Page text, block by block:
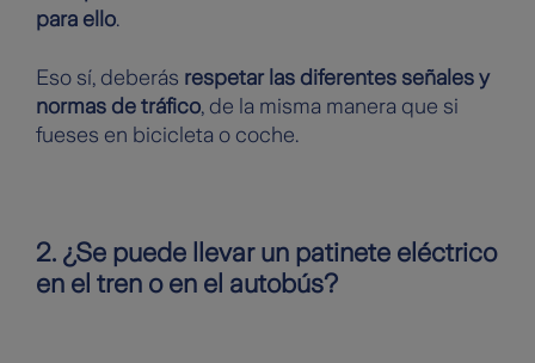
para ello.
Eso sí, deberás respetar las diferentes señales y
normas de tráfico, de la misma manera que si
fueses en bicicleta o coche.
2. ¿Se puede llevar un patinete eléctrico
en el tren o en el autobús?